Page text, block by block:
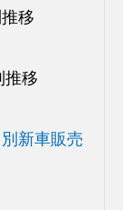
移
推移
新車販売